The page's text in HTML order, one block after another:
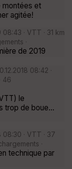
montées et
agitée!
08:43 · VTT · 31 km
·
de 2019
08:42 ·
46
le
trop de boue...
08:30 · VTT · 37
·
technique par